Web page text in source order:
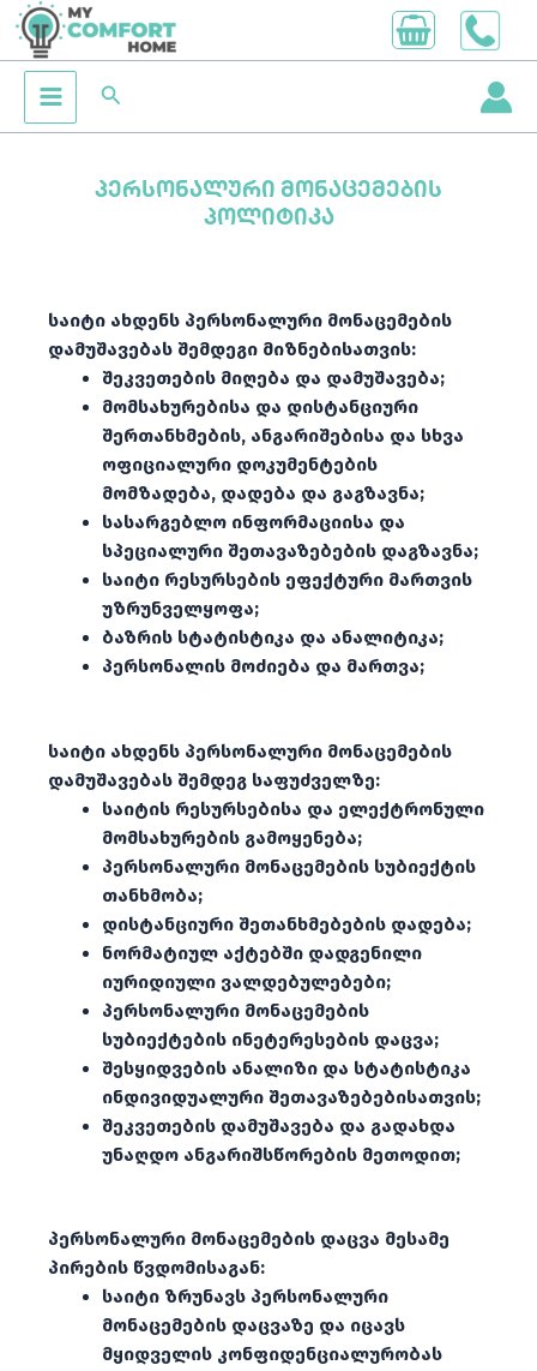
Skip
content
Search
პერსონალური მონაცემების
პოლიტიკა
საიტი ახდენს პერსონალური მონაცემების
დამუშავებას შემდეგი მიზნებისათვის:
შეკვეთების მიღება და დამუშავება;
მომსახურებისა და დისტანციური
შერთანხმების, ანგარიშებისა და სხვა
ოფიციალური დოკუმენტების
მომზადება, დადება და გაგზავნა;
სასარგებლო ინფორმაციისა და
სპეციალური შეთავაზებების დაგზავნა;
საიტი რესურსების ეფექტური მართვის
უზრუნველყოფა;
ბაზრის სტატისტიკა და ანალიტიკა;
პერსონალის მოძიება და მართვა;
საიტი ახდენს პერსონალური მონაცემების
დამუშავებას შემდეგ საფუძველზე:
საიტის რესურსებისა და ელექტრონული
მომსახურების გამოყენება;
პერსონალური მონაცემების სუბიექტის
თანხმობა;
დისტანციური შეთანხმებების დადება;
ნორმატიულ აქტებში დადგენილი
იურიდიული ვალდებულებები;
პერსონალური მონაცემების
სუბიექტების ინეტერესების დაცვა;
შესყიდვების ანალიზი და სტატისტიკა
ინდივიდუალური შეთავაზებებისათვის;
შეკვეთების დამუშავება და გადახდა
უნაღდო ანგარიშსწორების მეთოდით;
პერსონალური მონაცემების დაცვა მესამე
პირების წვდომისაგან:
საიტი ზრუნავს პერსონალური
მონაცემების დაცვაზე და იცავს
მყიდველის კონფიდენციალურობას